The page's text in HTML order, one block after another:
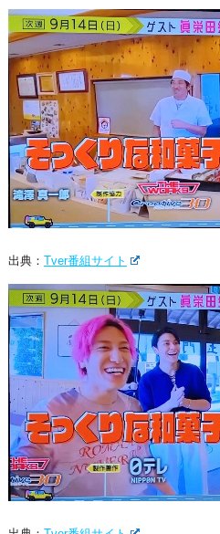
出典： Tver番組サイト